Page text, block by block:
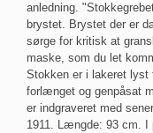
anledning.
brystet. Brystet der er
sørge for kritisk at
maske, som du let
Stokken er i lakeret
forlænget og genpåsat
er indgraveret med
1911. Længde: 93 cm.